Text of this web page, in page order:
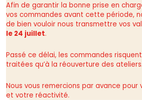
Afin de garantir la bonne prise en
vos commandes avant cette période,
de bien vouloir nous transmettre vos
le 24 juillet.
Passé ce délai, les commandes
traitées qu’à la réouverture des ateliers.
Nous vous remercions par avance
et votre réactivité.